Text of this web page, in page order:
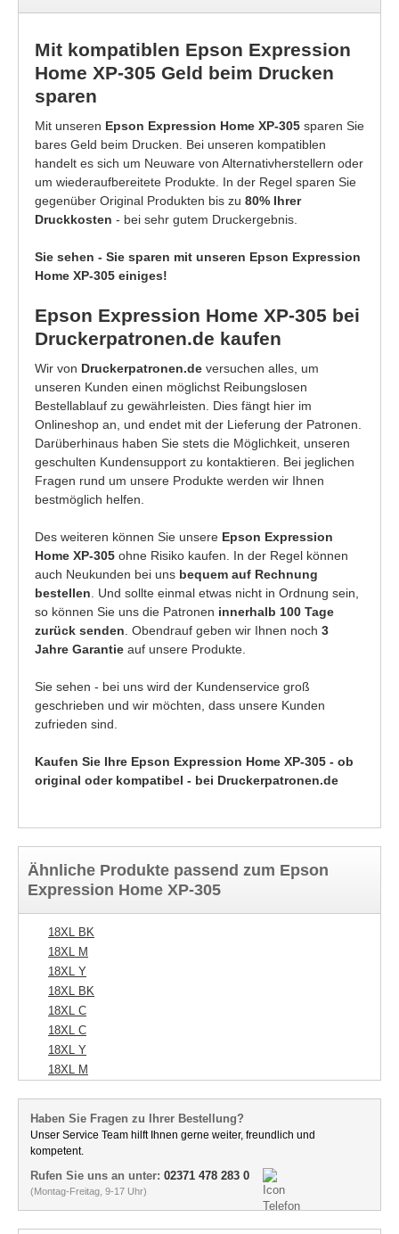
Mit kompatiblen Epson Expression
Home XP-305 Geld beim Drucken
sparen
Mit unseren Epson Expression Home XP-305 sparen Sie
bares Geld beim Drucken. Bei unseren kompatiblen
handelt es sich um Neuware von Alternativherstellern oder
um wiederaufbereitete Produkte. In der Regel sparen Sie
gegenüber Original Produkten bis zu 80% Ihrer
Druckkosten - bei sehr gutem Druckergebnis.
Sie sehen - Sie sparen mit unseren Epson Expression
Home XP-305 einiges!
Epson Expression Home XP-305 bei
Druckerpatronen.de kaufen
Wir von Druckerpatronen.de versuchen alles, um
unseren Kunden einen möglichst Reibungslosen
Bestellablauf zu gewährleisten. Dies fängt hier im
Onlineshop an, und endet mit der Lieferung der Patronen.
Darüberhinaus haben Sie stets die Möglichkeit, unseren
geschulten Kundensupport zu kontaktieren. Bei jeglichen
Fragen rund um unsere Produkte werden wir Ihnen
bestmöglich helfen.
Des weiteren können Sie unsere Epson Expression
Home XP-305 ohne Risiko kaufen. In der Regel können
auch Neukunden bei uns bequem auf Rechnung
bestellen . Und sollte einmal etwas nicht in Ordnung sein,
so können Sie uns die Patronen innerhalb 100 Tage
zurück senden . Obendrauf geben wir Ihnen noch 3
Jahre Garantie auf unsere Produkte.
Sie sehen - bei uns wird der Kundenservice groß
geschrieben und wir möchten, dass unsere Kunden
zufrieden sind.
Kaufen Sie Ihre Epson Expression Home XP-305 - ob
original oder kompatibel - bei Druckerpatronen.de
Ähnliche Produkte passend zum Epson
Expression Home XP-305
18XL BK
18XL M
18XL Y
18XL BK
18XL C
18XL C
18XL Y
18XL M
Haben Sie Fragen zu Ihrer Bestellung?
Unser Service Team hilft Ihnen gerne weiter, freundlich und
kompetent.
Rufen Sie uns an unter: 02371 478 283 0
(Montag-Freitag, 9-17 Uhr)